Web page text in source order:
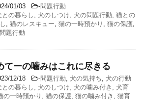
01/03 -問題行動
との暮らし
犬のしつけ 犬の問題行動 猫との
猫のレスキュー 猫の一時預かり 猫の保護
題行動
てーの噛みはこれに尽きる
12/18 -問題行動 犬の気持ち
犬の行動
との暮らし
犬のしつけ 犬の噛み付き
犬育
の一時預かり 猫の保護 猫の噛み付き
猫育